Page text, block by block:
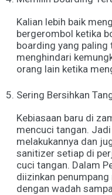
Kalian lebih baik
bergerombol ketika
boarding yang paling
menghindari
orang lain ketika
Sering Bersihkan
Kebiasaan baru di
mencuci tangan.
melakukannya dan
sanitizer setiap di
cuci tangan. Dalam
diizinkan
dengan wadah